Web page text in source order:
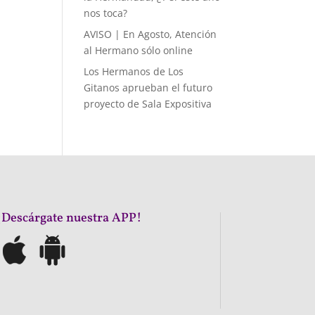
nos toca?
AVISO | En Agosto, Atención
al Hermano sólo online
Los Hermanos de Los
Gitanos aprueban el futuro
proyecto de Sala Expositiva
nuestra APP!